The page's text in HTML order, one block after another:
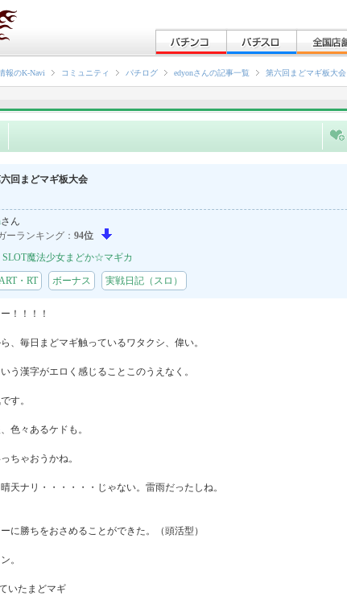
報のK-Navi コミュニティ パチログ edyonさんの記事一覧 第六回まどマギ板大会
回まどマギ板大会
さん
ーランキング： 94位
SLOT魔法少女まどか☆マギカ
・RT ボーナス 実戦日記（スロ）
ー！！！！
、毎日まどマギ触っているワタクシ、偉い。
う漢字がエロく感じることこのうえなく。
す。
色々あるケドも。
ちゃおうかね。
天ナリ・・・・・・じゃない。雷雨だったしね。
に勝ちをおさめることができた。（頭活型）
。
いたまどマギ